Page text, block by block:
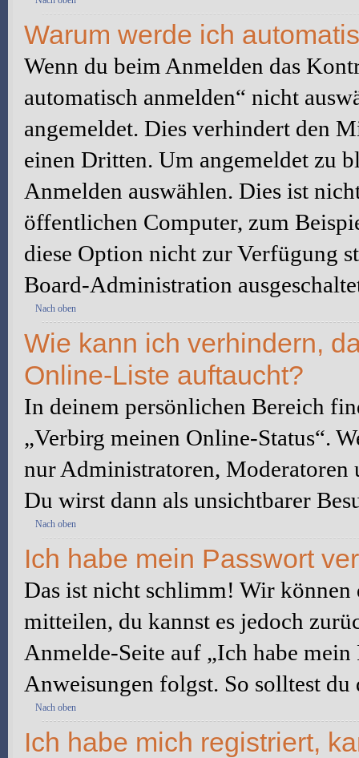
Warum werde ich
Wenn du beim Anmelden das
automatisch anmelden“ nicht
angemeldet. Dies verhindert den
einen Dritten. Um angemeldet zu
Anmelden auswählen. Dies ist
öffentlichen Computer, zum
diese Option nicht zur Verfügung
Board-Administration
Nach oben
Wie kann ich verhindern,
Online-Liste auftaucht?
In deinem persönlichen Bereich
„Verbirg meinen Online-Status“.
nur Administratoren, Moderatoren
Du wirst dann als unsichtbarer
Nach oben
Ich habe mein Passwort
Das ist nicht schlimm! Wir
mitteilen, du kannst es jedoch
Anmelde-Seite auf „Ich habe
Anweisungen folgst. So solltest
Nach oben
Ich habe mich registriert,